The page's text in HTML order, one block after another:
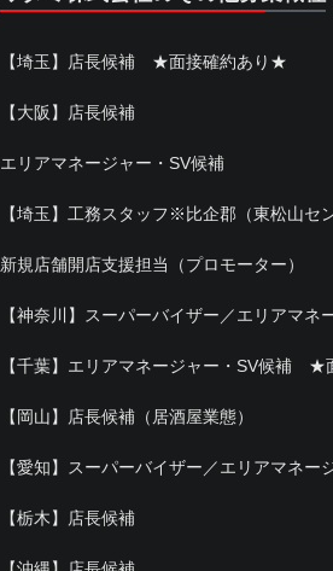
【埼玉】店長候補 ★面接確約あり★
【大阪】店長候補
エリアマネージャー・SV候補
【埼玉】工務スタッフ※比企郡（東松山セ
新規店舗開店支援担当（プロモーター）
【神奈川】スーパーバイザー／エリアマネ
【千葉】エリアマネージャー・SV候補
【岡山】店長候補（居酒屋業態）
【愛知】スーパーバイザー／エリアマネー
【栃木】店長候補